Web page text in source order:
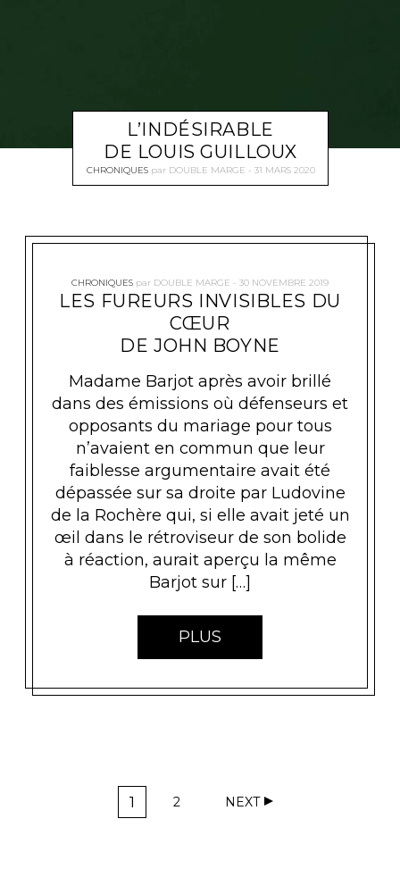
L’INDÉSIRABLE
DE LOUIS GUILLOUX
CHRONIQUES par DOUBLE MARGE 31 MARS 2020
CHRONIQUES par DOUBLE MARGE 30 NOVEMBRE 2019
LES FUREURS INVISIBLES DU
CŒUR
DE JOHN BOYNE
Madame Barjot après avoir brillé
dans des émissions où défenseurs et
opposants du mariage pour tous
n’avaient en commun que leur
faiblesse argumentaire avait été
dépassée sur sa droite par Ludovine
de la Rochère qui, si elle avait jeté un
œil dans le rétroviseur de son bolide
à réaction, aurait aperçu la même
Barjot sur […]
PLUS
1 2 NEXT